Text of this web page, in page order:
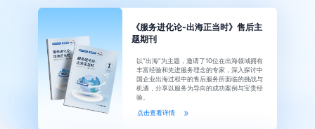
《服务进化论-出海正当时》售后主
题期刊
以“出海”为主题，邀请了10位在出海领域拥有
丰富经验和先进服务理念的专家，深入探讨中
国企业出海过程中的售后服务所面临的挑战与
机遇，分享以服务为导向的成功案例与宝贵经
验。
点击查看详情